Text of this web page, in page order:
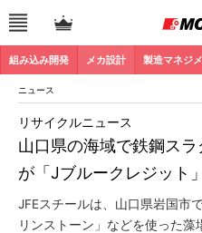
組み込み開発 メカ設計 製造マネジ
ニュース
山口県の海域で鉄鋼ス
が「Jブルークレジット
リサイクルニュース
JFEスチールは、山口県岩国市
リンストーン」などを使った